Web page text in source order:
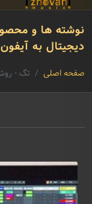
نوشته ها و
دیجیتال به آیفون
صفحه اصلی تگ -